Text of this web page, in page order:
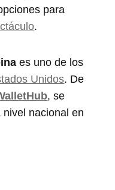
para
.
es uno de los
Unidos. De
, se
nacional en